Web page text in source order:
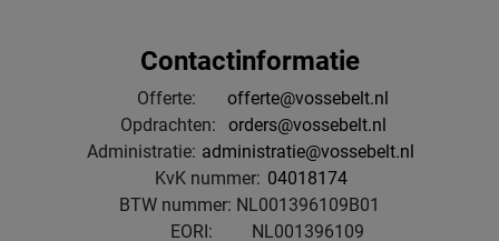
Contactinformatie
Offerte:
offerte@vossebelt.nl
Opdrachten:
orders@vossebelt.nl
Administratie: administratie@vossebelt.nl
KvK nummer: 04018174
BTW nummer: NL001396109B01
EORI:
NL001396109